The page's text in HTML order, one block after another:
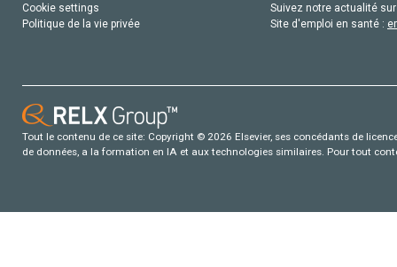
Cookie settings
Politique de la vie privée
Suivez notre actualité
Site d'emploi en santé :
Tout le contenu de ce site: Copyright © 2026 Elsevier, ses concédants de
de données, a la formation en IA et aux technologies similaires. Pour tout